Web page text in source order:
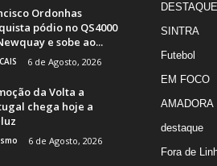
Ordonhas
pódio no QS4000
e sobe ao...
6 de Agosto, 2026
da Volta a
chega hoje a
6 de Agosto, 2026
DESTAQUE
SINTRA
Futebol
EM FOCO
AMADORA
destaque
Fora de